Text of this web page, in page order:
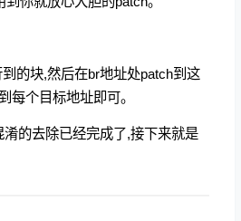
的块,然后在br地址处patch到这
每个目标地址即可。
的去除已经完成了,接下来就是